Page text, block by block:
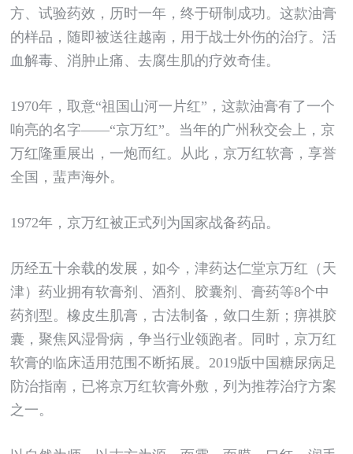
方、试验药效，历时一年，终于研制成功。这款油膏
的样品，随即被送往越南，用于战士外伤的治疗。活
血解毒、消肿止痛、去腐生肌的疗效奇佳。
1970年，取意“祖国山河一片红”，这款油膏有了一个
响亮的名字——“京万红”。当年的广州秋交会上，京
万红隆重展出，一炮而红。从此，京万红软膏，享誉
全国，蜚声海外。
1972年，京万红被正式列为国家战备药品。
历经五十余载的发展，如今，津药达仁堂京万红（天
津）药业拥有软膏剂、酒剂、胶囊剂、膏药等8个中
药剂型。橡皮生肌膏，古法制备，敛口生新；痹祺胶
囊，聚焦风湿骨病，争当行业领跑者。同时，京万红
软膏的临床适用范围不断拓展。2019版中国糖尿病足
防治指南，已将京万红软膏外敷，列为推荐治疗方案
之一。